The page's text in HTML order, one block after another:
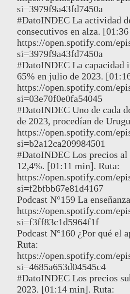
si=3979f9a43fd7450a
#DatoINDEC La actividad
consecutivos en alza.
https://open.spotify.com/
si=3979f9a43fd7450a
#DatoINDEC La capacidad
65% en julio de 2023.
https://open.spotify.com/
si=03e70f0e0fa54045
#DatoINDEC Uno de cada
de 2023, procedían de
https://open.spotify.com/
si=b2a12ca209984501
#DatoINDEC Los precios al
12,4%. [01:11 min]. Ruta:
https://open.spotify.com/
si=f2bfbb67e81d4167
Podcast N°159 La
https://open.spotify.com/
si=f3ff83c1d5964f1f
Podcast N°160 ¿Por qué el
Ruta:
https://open.spotify.com/
si=4685a653d04545c4
#DatoINDEC Los precios
2023. [01:14 min]. Ruta: